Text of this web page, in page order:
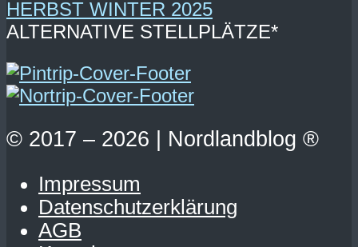
ALTERNATIVE STELLPLÄTZE*
© 2017 – 2026 | Nordlandblog ®
Impressum
Datenschutzerklärung
AGB